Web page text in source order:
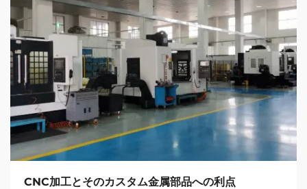
CNC加工とそのカスタム金属部品への利点